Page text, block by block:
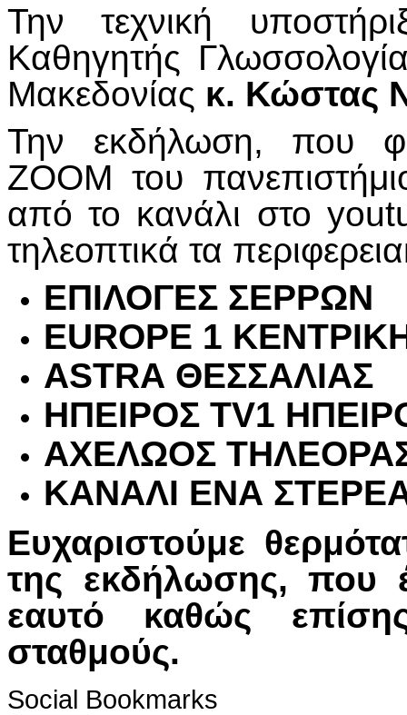
Την τεχνική
Καθηγητής
Μακεδονίας κ. Κώστας
Την εκδήλωση, που
ΖΟΟΜ του
από το κανάλι στο
τηλεοπτικά τα
ΕΠΙΛΟΓΕΣ ΣΕΡΡΩΝ
EUROPE 1
ASTRA ΘΕΣΣΑΛΙΑΣ
ΗΠΕΙΡΟΣ TV1
ΑΧΕΛΩΟΣ
ΚΑΝΑΛΙ ΕΝΑ
Ευχαριστούμε
της εκδήλωσης, που
εαυτό καθώς
σταθμούς.
Social Bookmarks